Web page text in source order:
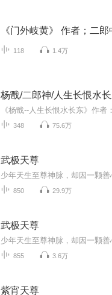
《门外岐黄》 作者；二郎
118 1.4万
杨戬/二郎神/人生长恨水
348 75.6万
武极天尊
850 29.9万
武极天尊
855 3.6万
紫宵天尊